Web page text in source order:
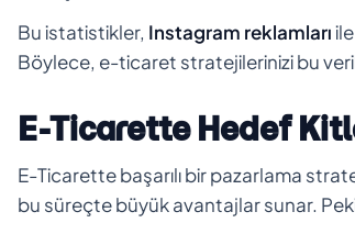
Bu istatistikler, Instagram reklamları
Böylece, e-ticaret stratejilerinizi bu
E-Ticarette Hedef
E-Ticarette başarılı bir pazarlama
bu süreçte büyük avantajlar sunar.